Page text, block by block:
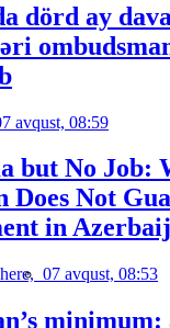
dörd ay
avqust, 08:59
but No Job:
Does Not
in
07 avqust, 08:53
minimum: